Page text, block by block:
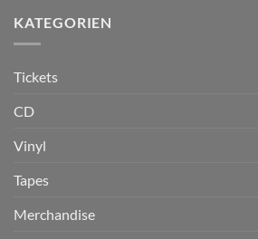
KATEGORIEN
Tickets
CD
Vinyl
Tapes
Merchandise